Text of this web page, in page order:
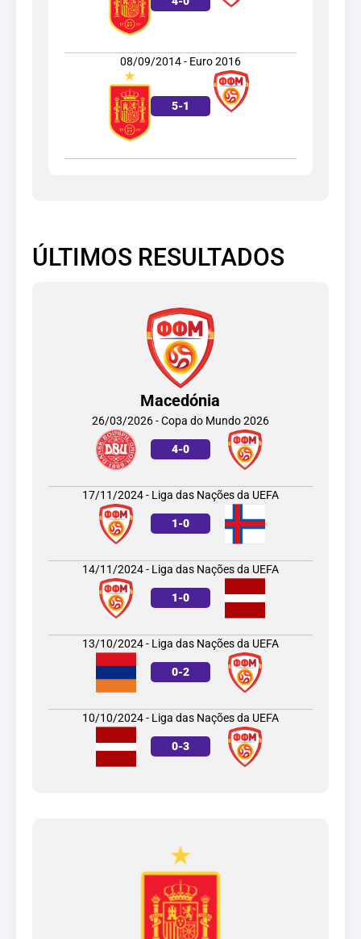
08/09/2014 - Euro 2016
5-1
ÚLTIMOS RESULTADOS
Macedónia
26/03/2026 - Copa do Mundo 2026
4-0
17/11/2024 - Liga das Nações da UEFA
1-0
14/11/2024 - Liga das Nações da UEFA
1-0
13/10/2024 - Liga das Nações da UEFA
0-2
10/10/2024 - Liga das Nações da UEFA
0-3